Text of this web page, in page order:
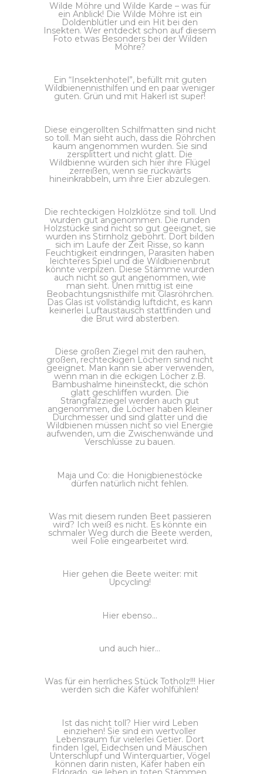
Wilde Möhre und Wilde Karde – was für
ein Anblick! Die Wilde Möhre ist ein
Doldenblütler und ein Hit bei den
Insekten. Wer entdeckt schon auf diesem
Foto etwas Besonders bei der Wilden
Möhre?
Ein “Insektenhotel”, befüllt mit guten
Wildbienennisthilfen und en paar weniger
guten. Grün und mit Hakerl ist super!
Diese eingerollten Schilfmatten sind nicht
so toll. Man sieht auch, dass die Röhrchen
kaum angenommen wurden. Sie sind
zersplittert und nicht glatt. Die
Wildbienne würden sich hier ihre Flügel
zerreißen, wenn sie rückwärts
hineinkrabbeln, um ihre Eier abzulegen.
Die rechteckigen Holzklötze sind toll. Und
wurden gut angenommen. Die runden
Holzstücke sind nicht so gut geeignet, sie
wurden ins Stirnholz gebohrt. Dort bilden
sich im Laufe der Zeit Risse, so kann
Feuchtigkeit eindringen, Parasiten haben
leichteres Spiel und die Wildbienenbrut
könnte verpilzen. Diese Stämme wurden
auch nicht so gut angenommen, wie
man sieht. Unen mittig ist eine
Beobachtungsnisthilfe mit Glasröhrchen.
Das Glas ist vollständig luftdicht, es kann
keinerlei Luftaustausch stattfinden und
die Brut wird absterben.
Diese großen Ziegel mit den rauhen,
großen, rechteckigen Löchern sind nicht
geeignet. Man kann sie aber verwenden,
wenn man in die eckigen Löcher z.B.
Bambushalme hineinsteckt, die schön
glatt geschliffen wurden. Die
Strangfalzziegel werden auch gut
angenommen, die Löcher haben kleiner
Durchmesser und sind glatter und die
Wildbienen müssen nicht so viel Energie
aufwenden, um die Zwischenwände und
Verschlüsse zu bauen.
Maja und Co: die Honigbienestöcke
dürfen natürlich nicht fehlen.
Was mit diesem runden Beet passieren
wird? Ich weiß es nicht. Es könnte ein
schmaler Weg durch die Beete werden,
weil Folie eingearbeitet wird.
Hier gehen die Beete weiter: mit
Upcycling!
Hier ebenso…
und auch hier…
Was für ein herrliches Stück Totholz!!! Hier
werden sich die Käfer wohlfühlen!
Ist das nicht toll? Hier wird Leben
einziehen! Sie sind ein wertvoller
Lebensraum für vielerlei Getier. Dort
finden Igel, Eidechsen und Mäuschen
Unterschlupf und Winterquartier, Vögel
können darin nisten, Käfer haben ein